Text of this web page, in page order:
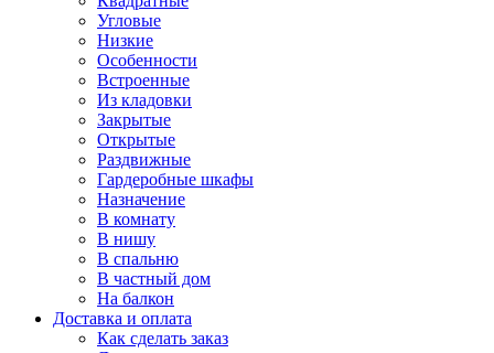
Угловые
Низкие
Особенности
Встроенные
Из кладовки
Закрытые
Открытые
Раздвижные
Гардеробные шкафы
Назначение
В комнату
В нишу
В спальню
В частный дом
На балкон
Доставка и оплата
Как сделать заказ